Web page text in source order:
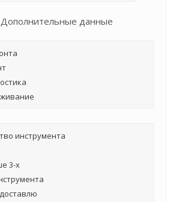
Дополнительные данные
инструмента
3-х